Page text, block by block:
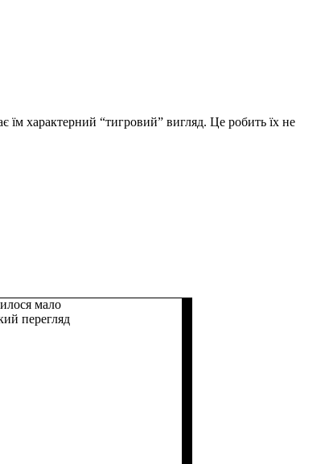
характерний “тигровий” вигляд. Це робить їх не
мало
перегляд